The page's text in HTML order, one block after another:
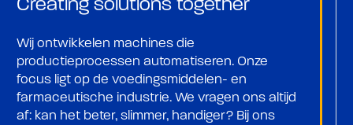
Creating solutions together
Wij ontwikkelen machines die
productieprocessen automatiseren. Onze
focus ligt op de voedingsmiddelen- en
farmaceutische industrie. We vragen ons altijd
af: kan het beter, slimmer, handiger? Bij ons